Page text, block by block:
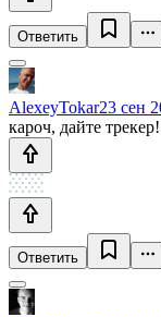
Ответить
AlexeyTokar23 сен
кароч, дайте
Ответить